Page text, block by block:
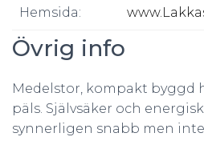
Hemsida:
Övrig info
Medelstor, kompakt byggd
päls. Självsäker och
synnerligen snabb men